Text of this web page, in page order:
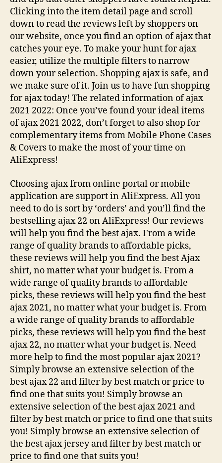
Clicking into the item detail page and scroll
down to read the reviews left by shoppers on
our website, once you find an option of ajax that
catches your eye. To make your hunt for ajax
easier, utilize the multiple filters to narrow
down your selection. Shopping ajax is safe, and
we make sure of it. Join us to have fun shopping
for ajax today! The related information of ajax
2021 2022: Once you’ve found your ideal items
of ajax 2021 2022, don’t forget to also shop for
complementary items from Mobile Phone Cases
& Covers to make the most of your time on
AliExpress!
Choosing ajax from online portal or mobile
application are support in AliExpress. All you
need to do is sort by ‘orders’ and you’ll find the
bestselling ajax 22 on AliExpress! Our reviews
will help you find the best ajax. From a wide
range of quality brands to affordable picks,
these reviews will help you find the best Ajax
shirt, no matter what your budget is. From a
wide range of quality brands to affordable
picks, these reviews will help you find the best
ajax 2021, no matter what your budget is. From
a wide range of quality brands to affordable
picks, these reviews will help you find the best
ajax 22, no matter what your budget is. Need
more help to find the most popular ajax 2021?
Simply browse an extensive selection of the
best ajax 22 and filter by best match or price to
find one that suits you! Simply browse an
extensive selection of the best ajax 2021 and
filter by best match or price to find one that suits
you! Simply browse an extensive selection of
the best ajax jersey and filter by best match or
price to find one that suits you!